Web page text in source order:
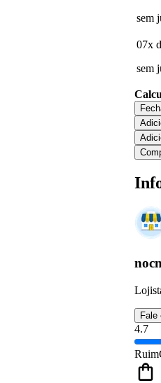
sem
07x
sem
Fale
4.7
Ruim